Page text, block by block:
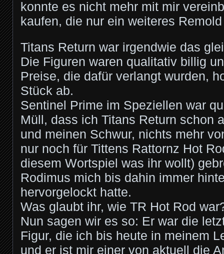
konnte es nicht mehr mit mir
kaufen, die nur ein weiteres
Titans Return war irgendwie das
Die Figuren waren qualitativ billig
Preise, die dafür verlangt wurden,
Stück ab.
Sentinel Prime im Speziellen war
Müll, dass ich Titans Return schon
und meinen Schwur, nichts mehr
nur noch für Tittens Rattornz Hot
diesem Wortspiel was ihr wollt)
Rodimus mich bis dahin immer
hervorgelockt hatte.
Was glaubt ihr, wie TR Hot Rod
Nun sagen wir es so: Er war die
Figur, die ich bis heute in meinem
und er ist mir einer von aktuell die